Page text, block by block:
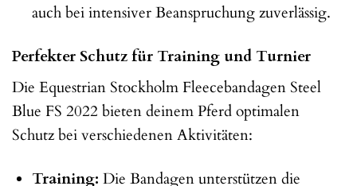
auch bei intensiver Beanspruchung zuverlässig.
Perfekter Schutz für Training und Turnier
Die Equestrian Stockholm Fleecebandagen Steel
Blue FS 2022 bieten deinem Pferd optimalen
Schutz bei verschiedenen Aktivitäten:
Training: Die Bandagen unterstützen die